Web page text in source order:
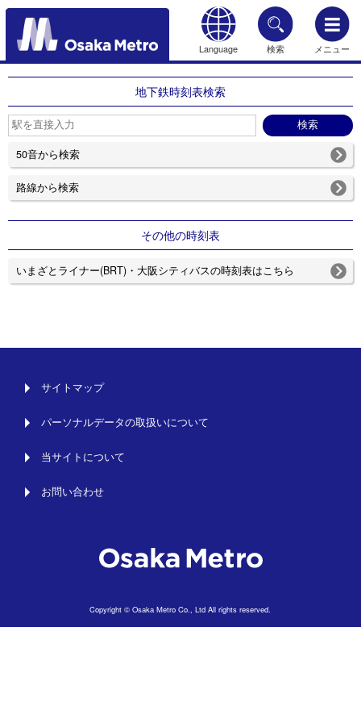
Language 検索 メニュー
もどる
地下鉄時刻表検索
50音から検索
路線から検索
その他の時刻表
いまざとライナー(BRT)・大阪シティバスの時刻表はこちら
サイトマップ
パーソナルデータの取扱いについて
当サイトについて
お問い合わせ
Copyright © Osaka Metro Co., Ltd All rights reserved.